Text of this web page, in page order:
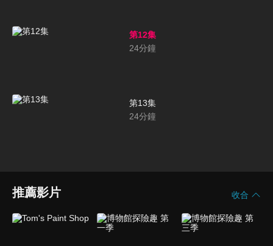
第12集
24分鐘
第13集
24分鐘
推薦影片 收合